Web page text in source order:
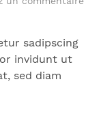
sadipscing
invidunt ut
sed diam